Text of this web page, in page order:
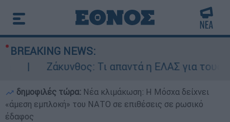
BREAKING NEWS:
Ζάκυνθος: Τι απαντά η ΕΛΑΣ για τους 8
δημοφιλές τώρα: Νέα κλιμάκωση: Η Μόσχα δείχνει
«άμεση εμπλοκή» του ΝΑΤΟ σε επιθέσεις σε ρωσικό
έδαφος